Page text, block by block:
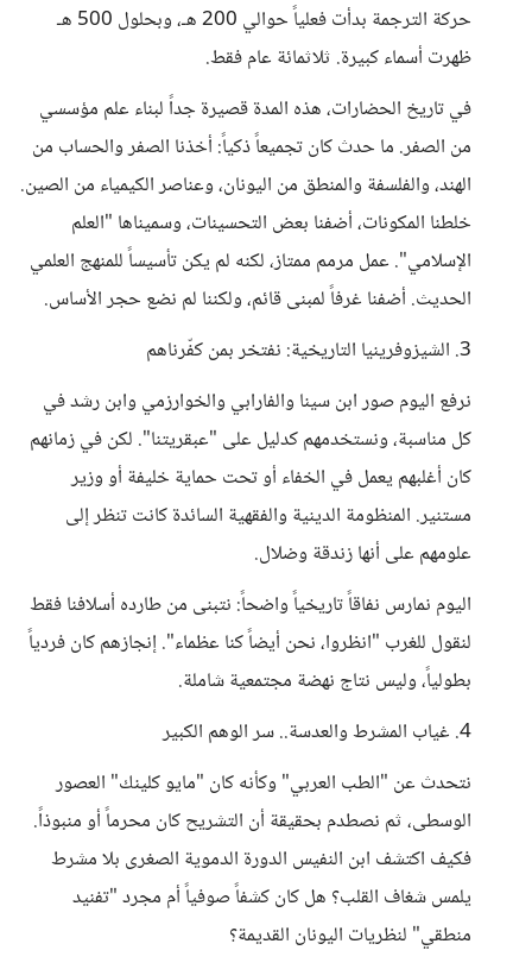
حركة الترجمة بدأت فعلياً حوالي 200 هـ، وبحلول 500 هـ
ظهرت أسماء كبيرة. ثلاثمائة عام فقط.
في تاريخ الحضارات، هذه المدة قصيرة جداً لبناء علم مؤسسي
من الصفر. ما حدث كان تجميعاً ذكياً: أخذنا الصفر والحساب من
الهند، والفلسفة والمنطق من اليونان، وعناصر الكيمياء من الصين.
خلطنا المكونات، أضفنا بعض التحسينات، وسميناها "العلم
الإسلامي". عمل مرمم ممتاز، لكنه لم يكن تأسيساً للمنهج العلمي
الحديث. أضفنا غرفاً لمبنى قائم، ولكننا لم نضع حجر الأساس.
3. الشيزوفرينيا التاريخية: نفتخر بمن كفّرناهم
نرفع اليوم صور ابن سينا والفارابي والخوارزمي وابن رشد في
كل مناسبة، ونستخدمهم كدليل على "عبقريتنا". لكن في زمانهم
كان أغلبهم يعمل في الخفاء أو تحت حماية خليفة أو وزير
مستنير. المنظومة الدينية والفقهية السائدة كانت تنظر إلى
علومهم على أنها زندقة وضلال.
اليوم نمارس نفاقاً تاريخياً واضحاً: نتبنى من طارده أسلافنا فقط
لنقول للغرب "انظروا، نحن أيضاً كنا عظماء". إنجازهم كان فردياً
بطولياً، وليس نتاج نهضة مجتمعية شاملة.
4. غياب المشرط والعدسة.. سر الوهم الكبير
نتحدث عن "الطب العربي" وكأنه كان "مايو كلينك" العصور
الوسطى، ثم نصطدم بحقيقة أن التشريح كان محرماً أو منبوذاً.
فكيف اكتشف ابن النفيس الدورة الدموية الصغرى بلا مشرط
يلمس شغاف القلب؟ هل كان كشفاً صوفياً أم مجرد "تفنيد
منطقي" لنظريات اليونان القديمة؟